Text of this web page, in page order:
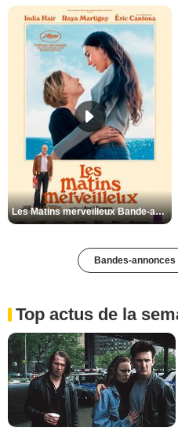
Les Matins merveilleux Bande-annonce VF
Bandes-annonces
Top actus de la